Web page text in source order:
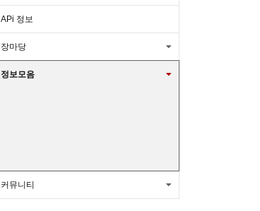
림
핸드폰싸게사는법 시세표 카페 휴대폰
싸게 사는 법새 창 열림
1박2일 여름바캉스 진행!! 많은회원님
대구한복대여 미아름다운한복 혼주한
APi 정보
장마당
정보모음
커뮤니티